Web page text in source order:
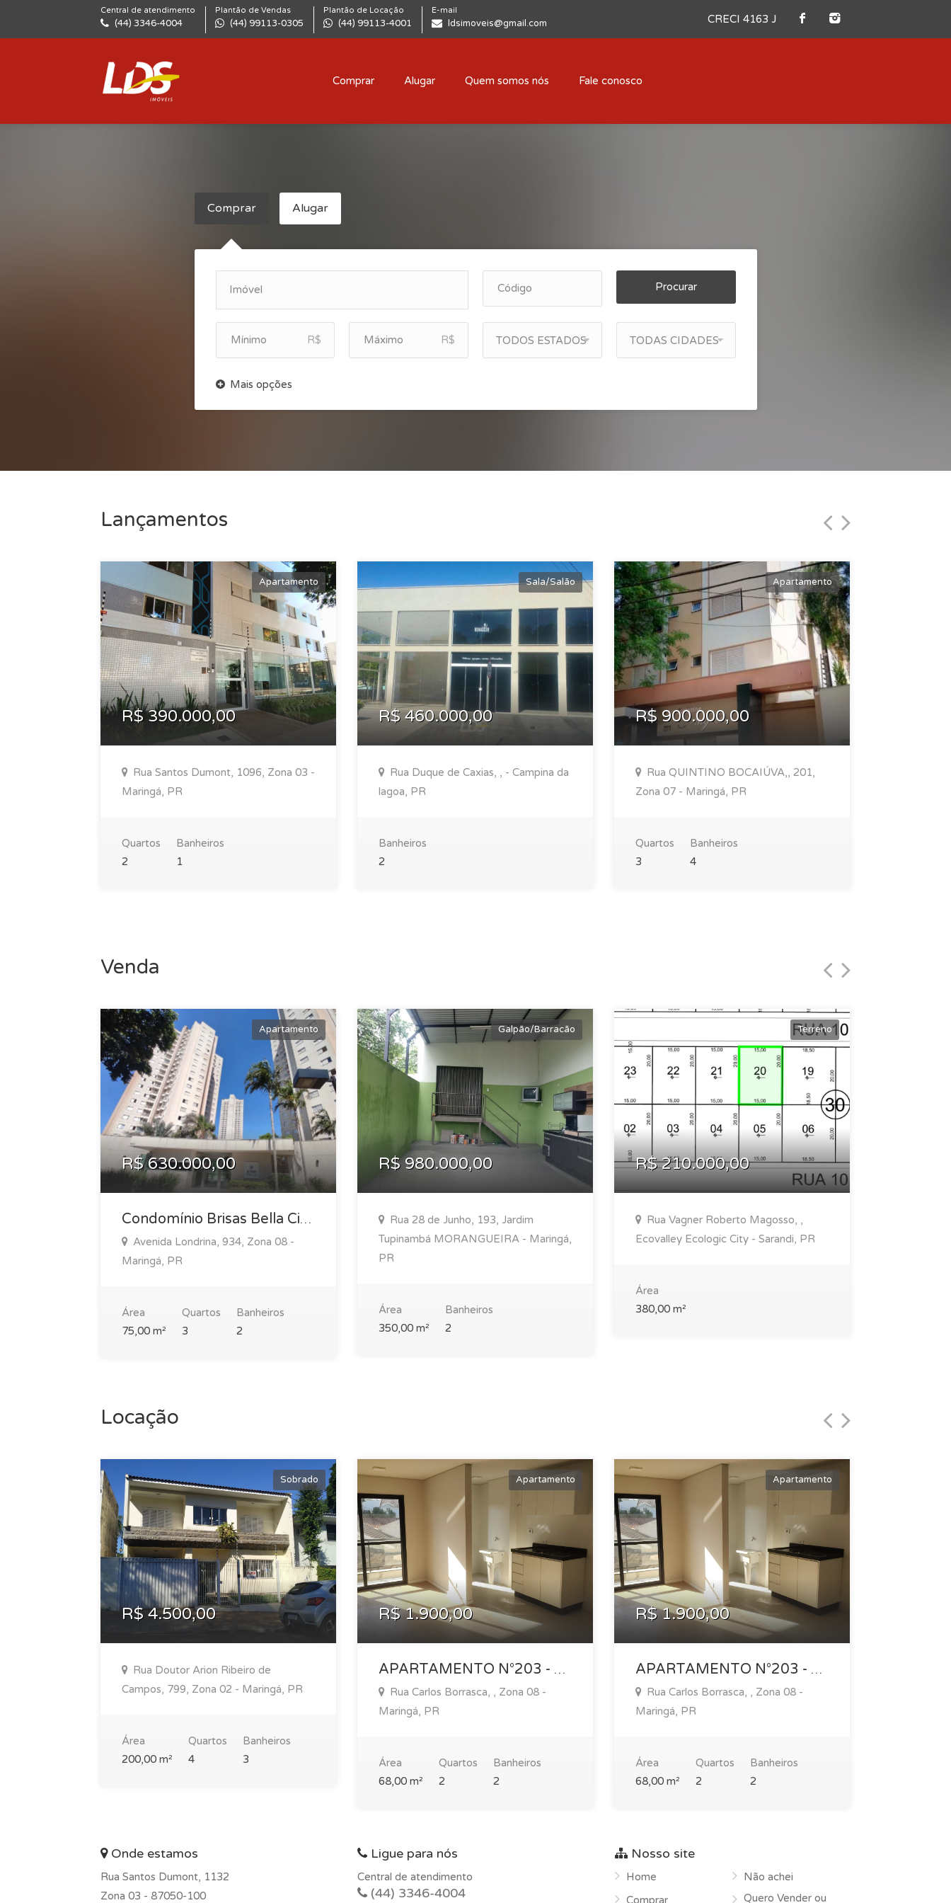
Central de atendimento
(44) 3346-4004
Plantão de Vendas
(44) 99113-0305
Plantão de Locação
(44) 99113-4001
E-mail
ldsimoveis@gmail.com CRECI 4163 J
Comprar Alugar Quem somos nós Fale conosco
Comprar Alugar
Procurar
R$ R$ TODOS ESTADOS TODAS CIDADES
Lançamentos
Apartamento
R$ 390.000,00
Rua Santos Dumont, 1096, Zona 03 -
Maringá, PR
Quartos
2
Banheiros
1
Sala/Salão
R$ 460.000,00
Rua Duque de Caxias, , - Campina da
lagoa, PR
Banheiros
2
Apartamento
R$ 900.000,00
Rua QUINTINO BOCAIÚVA,, 201,
Zona 07 - Maringá, PR
Quartos
3
Banheiros
4
Venda
Apartamento
R$ 630.000,00
Condomínio Brisas Bella Città - Ap 202
Avenida Londrina, 934, Zona 08 -
Maringá, PR
Área
75,00 m²
Quartos
3
Banheiros
2
Galpão/Barracão
R$ 980.000,00
Rua 28 de Junho, 193, Jardim
Tupinambá MORANGUEIRA - Maringá,
PR
Área
350,00 m²
Banheiros
2
Terreno
R$ 210.000,00
Rua Vagner Roberto Magosso, ,
Ecovalley Ecologic City - Sarandi, PR
Área
380,00 m²
Locação
Sobrado
R$ 4.500,00
Rua Doutor Arion Ribeiro de
Campos, 799, Zona 02 - Maringá, PR
Área
200,00 m²
Quartos
4
Banheiros
3
Apartamento
R$ 1.900,00
APARTAMENTO N°203 - EDIFÍCIO RECANTO DO INGA
Rua Carlos Borrasca, , Zona 08 -
Maringá, PR
Área
68,00 m²
Quartos
2
Banheiros
2
Apartamento
R$ 1.900,00
APARTAMENTO N°203 - EDIFÍCIO RECANTO DO INGA
Rua Carlos Borrasca, , Zona 08 -
Maringá, PR
Área
68,00 m²
Quartos
2
Banheiros
2
Onde estamos
Rua Santos Dumont, 1132
Zona 03 - 87050-100
Ligue para nós
Central de atendimento
(44) 3346-4004
Nosso site
Home
Comprar
Não achei
Quero Vender ou